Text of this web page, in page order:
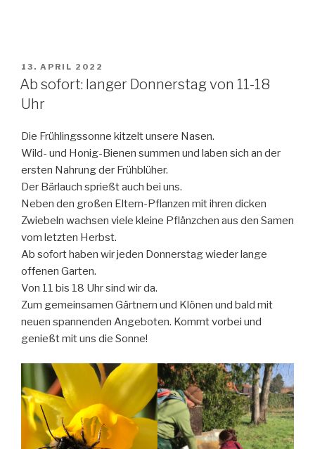
VERÖFFENTLICHT
AM
13. APRIL 2022
Ab sofort: langer Donnerstag von 11-18
Uhr
Die Frühlingssonne kitzelt unsere Nasen.
Wild- und Honig-Bienen summen und laben sich an der
ersten Nahrung der Frühblüher.
Der Bärlauch sprießt auch bei uns.
Neben den großen Eltern-Pflanzen mit ihren dicken
Zwiebeln wachsen viele kleine Pflänzchen aus den Samen
vom letzten Herbst.
Ab sofort haben wir jeden Donnerstag wieder lange
offenen Garten.
Von 11 bis 18 Uhr sind wir da.
Zum gemeinsamen Gärtnern und Klönen und bald mit
neuen spannenden Angeboten. Kommt vorbei und
genießt mit uns die Sonne!